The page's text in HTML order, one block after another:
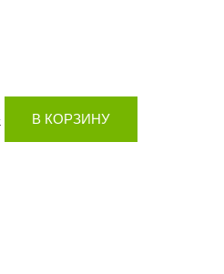
В КОРЗИНУ